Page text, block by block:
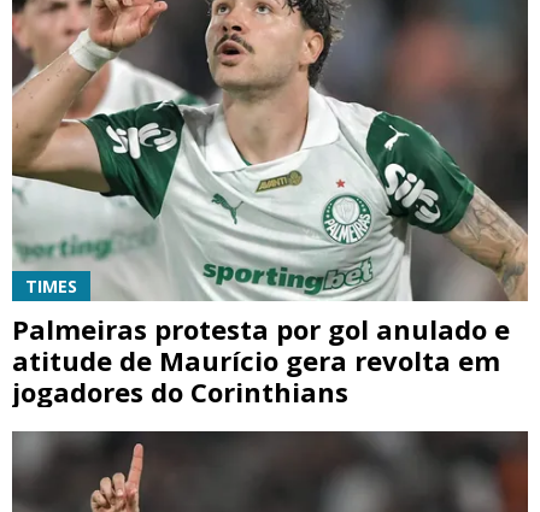
TIMES
Palmeiras protesta por gol anulado e
atitude de Maurício gera revolta em
jogadores do Corinthians